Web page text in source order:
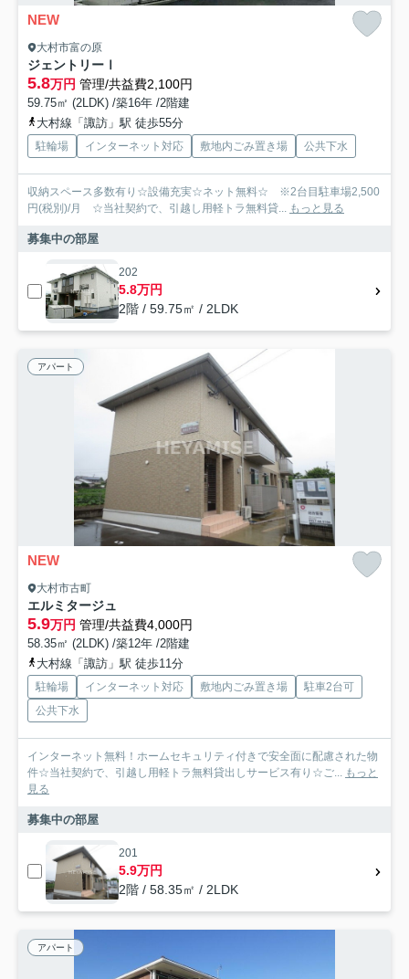
NEW
大村市富の原
ジェントリーⅠ
5.8万円 管理/共益費2,100円
59.75㎡ (2LDK) /築16年 /2階建
大村線「諏訪」駅 徒歩55分
駐輪場 インターネット対応 敷地内ごみ置き場 公共下水
収納スペース多数有り☆設備充実☆ネット無料☆ ※2台目駐車場2,500
円(税別)/月 ☆当社契約で、引越し用軽トラ無料貸... もっと見る
募集中の部屋
202
5.8万円
2階 / 59.75㎡ / 2LDK
アパート
NEW
大村市古町
エルミタージュ
5.9万円 管理/共益費4,000円
58.35㎡ (2LDK) /築12年 /2階建
大村線「諏訪」駅 徒歩11分
駐輪場 インターネット対応 敷地内ごみ置き場
駐車2台可
公共下水
インターネット無料！ホームセキュリティ付きで安全面に配慮された物
件☆当社契約で、引越し用軽トラ無料貸出しサービス有り☆ご...
もっと
見る
募集中の部屋
201
5.9万円
2階 / 58.35㎡ / 2LDK
アパート